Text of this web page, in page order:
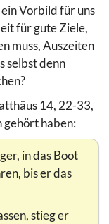
ein Vorbild für uns
für gute Ziele,
muss, Auszeiten
selbst denn
14, 22-33,
gehört haben:
in das Boot
bis er das
stieg er